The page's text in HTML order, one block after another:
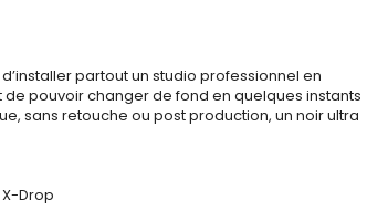
partout un studio professionnel en
pouvoir changer de fond en quelques instants
sans retouche ou post production, un noir ultra
Drop